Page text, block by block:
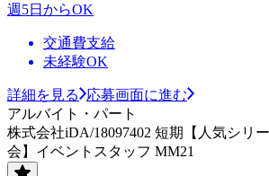
週5日からOK
交通費支給
未経験OK
詳細を見る
応募画面に進む
アルバイト・パート
株式会社iDA/18097402 短期【人気シリ
会】イベントスタッフ MM21